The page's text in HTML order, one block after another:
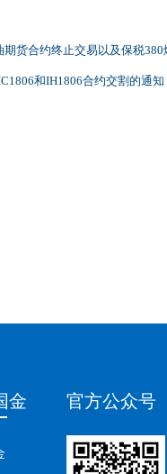
货合约终止交易以及保税
和IH1806合约交割的通知
金 官方公众号